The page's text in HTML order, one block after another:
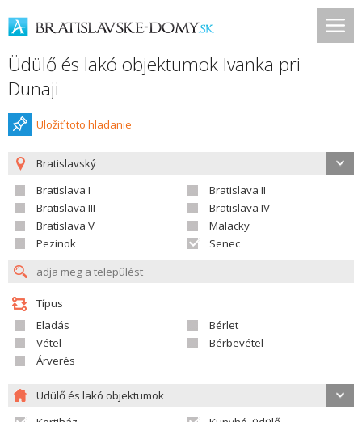
Üdülő és lakó objektumok Ivanka pri
Dunaji
Uložiť toto hladanie
Bratislavský
Bratislava I
Bratislava II
Bratislava III
Bratislava IV
Bratislava V
Malacky
Pezinok
Senec
Típus
Eladás
Bérlet
Vétel
Bérbevétel
Árverés
Üdülő és lakó objektumok